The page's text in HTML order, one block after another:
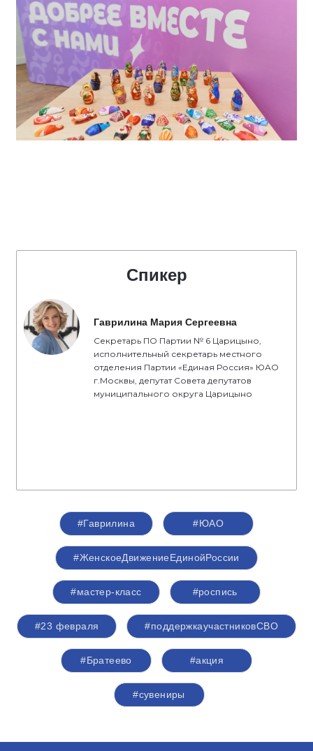
Спикер
Гаврилина Мария Сергеевна
Секретарь ПО Партии № 6 Царицыно,
исполнительный секретарь местного
отделения Партии «Единая Россия» ЮАО
г.Москвы, депутат Совета депутатов
муниципального округа Царицыно
#Гаврилина #ЮАО
#ЖенскоеДвижениеЕдинойРоссии
#мастер-класс #роспись
#23 февраля #поддержкаучастниковСВО
#Братеево #акция
#сувениры